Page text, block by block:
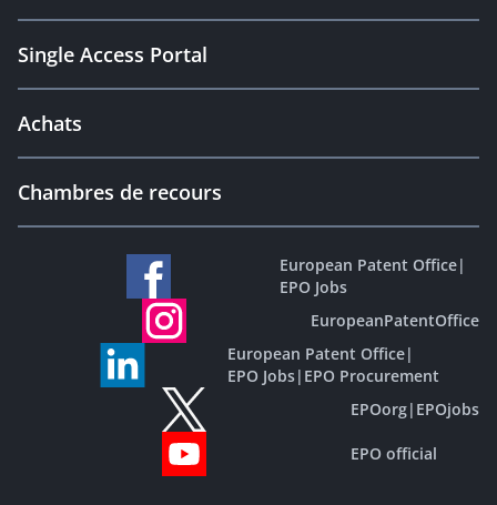
Single Access Portal
Achats
Chambres de recours
European Patent Office|
EPO Jobs
EuropeanPatentOffice
European Patent Office|
EPO Jobs| EPO Procurement
EPOorg| EPOjobs
EPO official